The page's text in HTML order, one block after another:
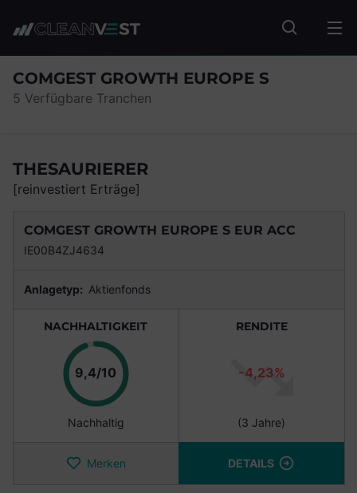
Fonds
COMGEST GROWTH EUROPE S
5 Verfügbare Tranchen
THESAURIERER
[reinvestiert Erträge]
COMGEST GROWTH EUROPE S EUR ACC
IE00B4ZJ4634
Anlagetyp: Aktienfonds
NACHHALTIGKEIT
9,4/10 Punkte
Nachhaltig
RENDITE
-4,23%
(3 Jahre)
Merken DETAILS